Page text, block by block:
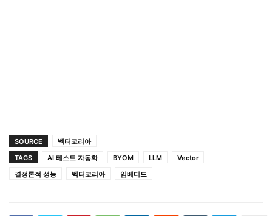
SOURCE
벡터코리아
TAGS
AI 테스트 자동화 BYOM LLM
Vector
결정론적 성능
벡터코리아 임베디드